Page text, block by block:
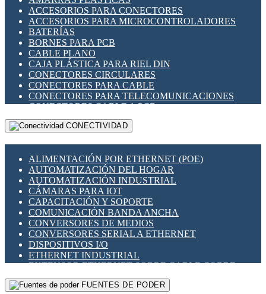
INDICADORES PARA PANEL
INTERFACES DE RELÉ
INTERRUPTORES FIN DE CARRERA
LLAVES CONMUTADORAS
MEDIDORES DE ENERGÍA Y TC'S DE CORRIENTE
MOTORES PASO A PASO
PANTALLAS HMI
PLC -CONTROLADORES LÓGICO PROGRAMABLES
PROGRAMADORES DE HORARIO
RELÉS DE PROTECCIÓN
SENSORES CAPACITIVOS
SENSORES INDUCTIVOS
TEMPORIZADORES
VARIACS
VARIADORES DE FRECUENCIA [VDF]
SECCIONADORES - INTERRUPTORES
MAQUINARIA
ACCESORIOS PARA CONECTORES
ACCESORIOS PARA MICROCONTROLADORES
BATERÍAS
BORNES PARA PCB
CABLE PLANO
CAJA PLÁSTICA PARA RIEL DIN
CONECTORES CIRCULARES
CONECTORES PARA CABLE
CONECTORES PARA TELECOMUNICACIONES
CONECTORES CABLE A PCB
CONECTORES PCB A CABLE
DIP SWITCHES
HERRAMIENTAS VARIAS
ILUMINACIÓN LED
INTERRUPTORES REED
INTERFACES DE RELÉ
OTROS RELÉS
PROTECCIÓN TÉRMICA
RELÉS AUTOMOTRICES
RELÉS DE SEÑAL
RELÉS DE ESTADO SÓLIDO SSR
RELÉS INDUSTRIALES
RELÉS MINIATURA DE POTENCIA
SENSORES MAGNÉTICOS
CONECTIVIDAD
ALIMENTACIÓN POR ETHERNET (POE)
AUTOMATIZACIÓN DEL HOGAR
AUTOMATIZACIÓN INDUSTRIAL
CÁMARAS PARA IOT
CAPACITACIÓN Y SOPORTE
COMUNICACIÓN BANDA ANCHA
CONVERSORES DE MEDIOS
CONVERSORES SERIAL A ETHERNET
DISPOSITIVOS I/O
ETHERNET INDUSTRIAL
EXTENSOR ETHERNET SOBRE CABLE COBRE
GATEWAY LORAWAN
GESTIÓN DE REDESFUENTES DE PODER